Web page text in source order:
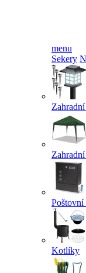
menu
Sekery
Poštovní
Kotlíky